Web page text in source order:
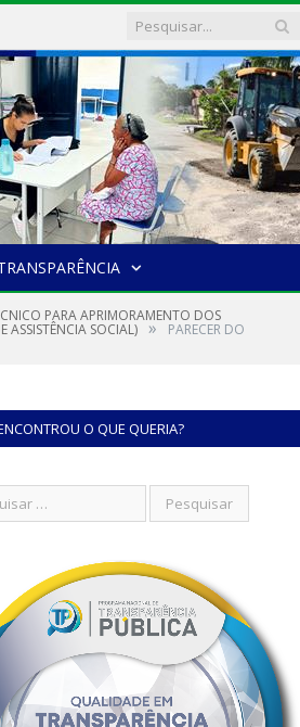
PARA APRIMORAMENTO DOS
ASSISTÊNCIA SOCIAL) » PARECER DO
O QUE QUERIA?